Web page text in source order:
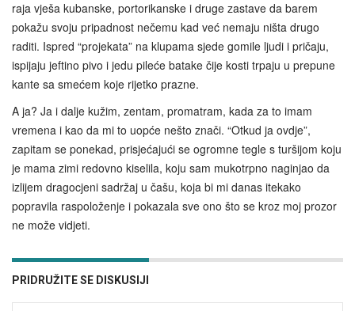
raja vješa kubanske, portorikanske i druge zastave da barem
pokažu svoju pripadnost nečemu kad već nemaju ništa drugo
raditi. Ispred “projekata” na klupama sjede gomile ljudi i pričaju,
ispijaju jeftino pivo i jedu pileće batake čije kosti trpaju u prepune
kante sa smećem koje rijetko prazne.
A ja? Ja i dalje kužim, zentam, promatram, kada za to imam
vremena i kao da mi to uopće nešto znači. “Otkud ja ovdje”,
zapitam se ponekad, prisjećajući se ogromne tegle s turšijom koju
je mama zimi redovno kiselila, koju sam mukotrpno naginjao da
izlijem dragocjeni sadržaj u čašu, koja bi mi danas itekako
popravila raspoloženje i pokazala sve ono što se kroz moj prozor
ne može vidjeti.
PRIDRUŽITE SE DISKUSIJI